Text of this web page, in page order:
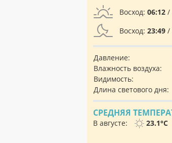
Восход: 06:12 /
Восход: 23:49 /
Давление:
Влажность воздуха:
Видимость:
Длина светового дня:
СРЕДНЯЯ
В августе: 23.1°C